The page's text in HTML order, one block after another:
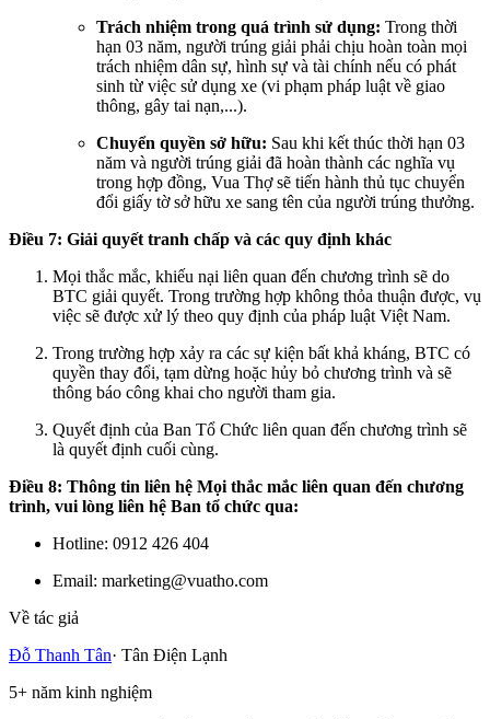
Trách nhiệm trong quá trình sử dụng: Trong thời
hạn 03 năm, người trúng giải phải chịu hoàn toàn mọi
trách nhiệm dân sự, hình sự và tài chính nếu có phát
sinh từ việc sử dụng xe (vi phạm pháp luật về giao
thông, gây tai nạn,...).
Chuyển quyền sở hữu: Sau khi kết thúc thời hạn 03
năm và người trúng giải đã hoàn thành các nghĩa vụ
trong hợp đồng, Vua Thợ sẽ tiến hành thủ tục chuyển
đổi giấy tờ sở hữu xe sang tên của người trúng thưởng.
Điều 7: Giải quyết tranh chấp và các quy định khác
Mọi thắc mắc, khiếu nại liên quan đến chương trình sẽ do
BTC giải quyết. Trong trường hợp không thỏa thuận được, vụ
việc sẽ được xử lý theo quy định của pháp luật Việt Nam.
Trong trường hợp xảy ra các sự kiện bất khả kháng, BTC có
quyền thay đổi, tạm dừng hoặc hủy bỏ chương trình và sẽ
thông báo công khai cho người tham gia.
Quyết định của Ban Tổ Chức liên quan đến chương trình sẽ
là quyết định cuối cùng.
Điều 8: Thông tin liên hệ Mọi thắc mắc liên quan đến chương
trình, vui lòng liên hệ Ban tổ chức qua:
Hotline: 0912 426 404
Email: marketing@vuatho.com
Về tác giả
Đỗ Thanh Tân· Tân Điện Lạnh
5+ năm kinh nghiệm